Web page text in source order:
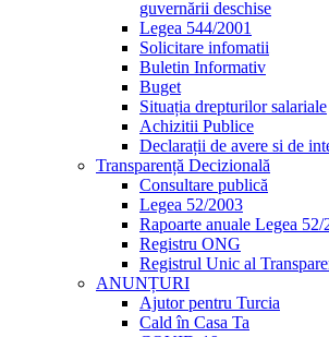
guvernării deschise
Legea 544/2001
Solicitare infomatii
Buletin Informativ
Buget
Situația drepturilor salariale
Achizitii Publice
Declarații de avere si de
Transparență Decizională
Consultare publică
Legea 52/2003
Rapoarte anuale Legea 52/
Registru ONG
Registrul Unic al
ANUNȚURI
Ajutor pentru Turcia
Cald în Casa Ta